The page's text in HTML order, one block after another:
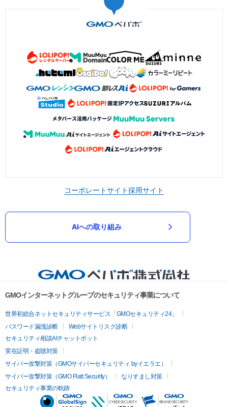
コーポレートサイト採用サイト
AIへの取り組み
GMOインターネットグループのセキュリティ事業について
世界初総合ネットセキュリティサービス「GMOセキュリティ24」
パスワード漏洩診断
Webサイトリスク診断
セキュリティ相談AIチャットボット
実在証明・盗聴対策
サイバー攻撃対策（GMOサイバーセキュリティ byイエラエ）
サイバー攻撃対策（GMO Flatt Security）
なりすまし対策
セキュリティ事業の軌跡